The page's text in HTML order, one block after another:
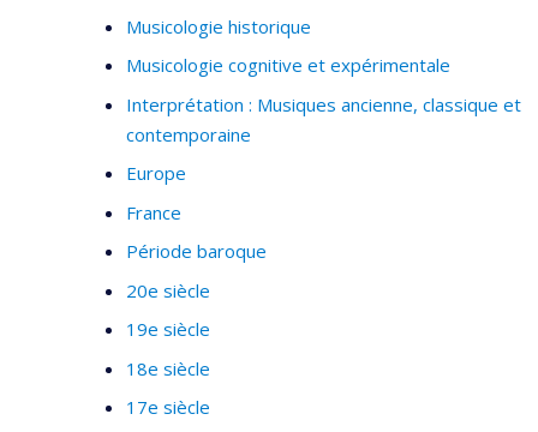
Musicologie historique
Musicologie cognitive et expérimentale
Interprétation : Musiques ancienne, classique et
contemporaine
Europe
France
Période baroque
20e siècle
19e siècle
18e siècle
17e siècle